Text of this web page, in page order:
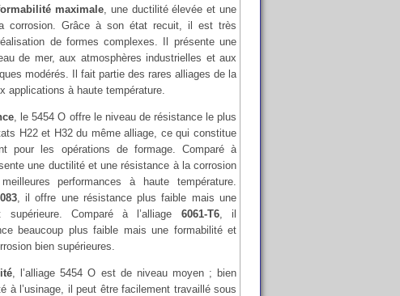
maximale, une ductilité élevée et une
corrosion. Grâce à son état recuit, il est très
de formes complexes. Il présente une
de mer, aux atmosphères industrielles et aux
modérés. Il fait partie des rares alliages de la
applications à haute température.
, le 5454 O offre le niveau de résistance le plus
H22 et H32 du même alliage, ce qui constitue
pour les opérations de formage. Comparé à
une ductilité et une résistance à la corrosion
performances à haute température.
, il offre une résistance plus faible mais une
supérieure. Comparé à l’alliage 6061-T6, il
beaucoup plus faible mais une formabilité et
bien supérieures.
, l’alliage 5454 O est de niveau moyen ; bien
à l’usinage, il peut être facilement travaillé sous